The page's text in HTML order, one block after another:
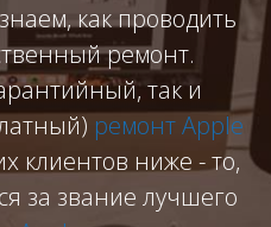
как проводить
ремонт.
так и
ремонт Apple
клиентов ниже - то,
за звание лучшего